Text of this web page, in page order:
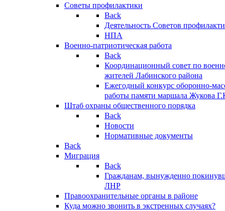
Советы профилактики
Back
Деятельность Советов
НПА
Военно-патриотическая работа
Back
Координационный совет по
жителей Лабинского района
Ежегодный конкурс оборонно-
работы памяти маршала Жукова
Штаб охраны общественного порядка
Back
Новости
Нормативные документы
Back
Миграция
Back
Гражданам, вынужденно
ЛНР
Правоохранительные органы в районе
Куда можно звонить в экстренных случаях?